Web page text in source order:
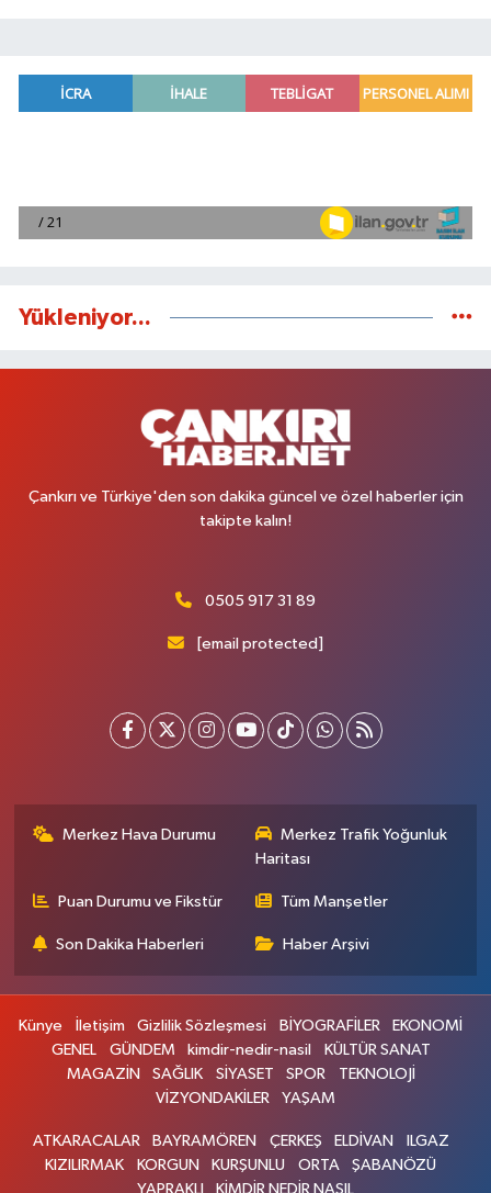
Yükleniyor...
Çankırı ve Türkiye'den son dakika güncel ve özel haberler için
takipte kalın!
0505 917 31 89
[email protected]
Merkez Hava Durumu
Merkez Trafik Yoğunluk
Haritası
Puan Durumu ve Fikstür Tüm Manşetler
Son Dakika Haberleri Haber Arşivi
Künye İletişim Gizlilik Sözleşmesi BİYOGRAFİLER
EKONOMİ
GENEL
GÜNDEM kimdir-nedir-nasil
KÜLTÜR SANAT
MAGAZİN
SAĞLIK SİYASET SPOR
TEKNOLOJİ
VİZYONDAKİLER
YAŞAM
ATKARACALAR BAYRAMÖREN ÇERKEŞ ELDİVAN
ILGAZ
KIZILIRMAK
KORGUN KURŞUNLU ORTA
ŞABANÖZÜ
YAPRAKLI
KİMDİR NEDİR NASIL